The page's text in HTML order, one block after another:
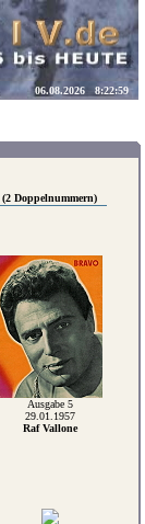
06.08.2026 8:22:59
(2 Doppelnummern)
Ausgabe 5
29.01.1957
Raf Vallone